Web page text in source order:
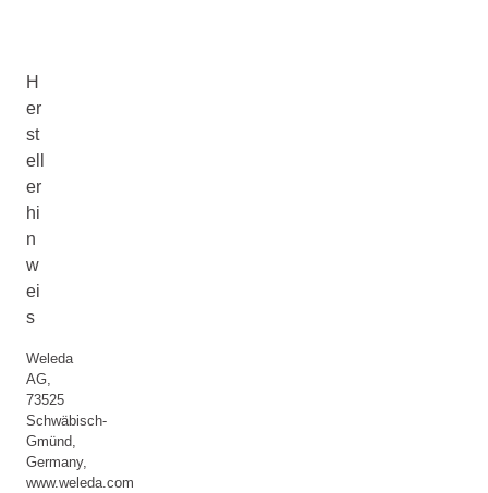
H
er
st
ell
er
hi
n
w
ei
s
Weleda
AG,
73525
Schwäbisch-
Gmünd,
Germany,
www.weleda.com